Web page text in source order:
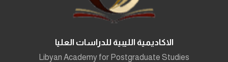
الاكاديمية الليبية للدراسات العليا
Libyan Academy for Postgraduate Studies